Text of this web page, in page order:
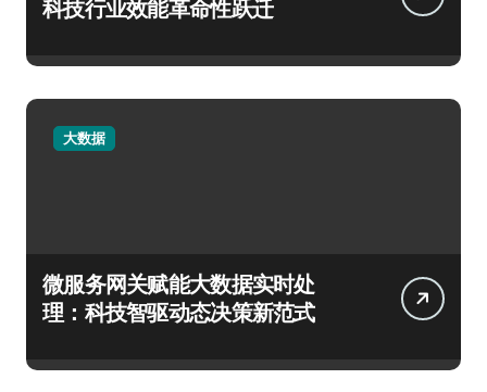
科技行业效能革命性跃迁
大数据
微服务网关赋能大数据实时处
理：科技智驱动态决策新范式